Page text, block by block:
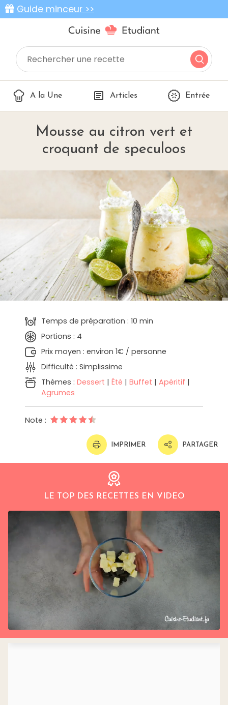
Guide minceur >>
A la Une Articles Entrée
Mousse au citron vert et
croquant de speculoos
Temps de préparation : 10 min
Portions : 4
Prix moyen : environ 1€ / personne
Difficulté : Simplissime
Thèmes : Dessert | Été | Buffet | Apéritif |
Agrumes
Note :
IMPRIMER PARTAGER
LE TOP DES RECETTES EN VIDEO